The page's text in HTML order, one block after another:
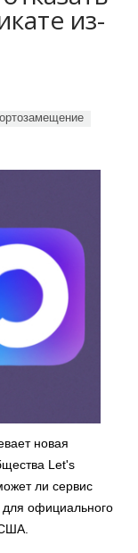
из-
новая
Let's
ли сервис
официального
США.